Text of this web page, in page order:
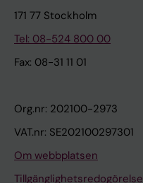
171 77 Stockholm
Tel: 08-524 800 00
Fax: 08-31 11 01
Org.nr: 202100-2973
VAT.nr: SE202100297301
Om webbplatsen
Tillgänglighetsredogörelse